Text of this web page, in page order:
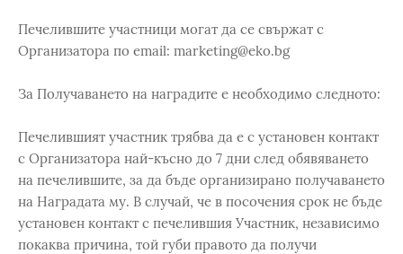
Печелившите участници могат да се свържат с
Организатора по email: marketing@eko.bg
За Получаването на наградите е необходимо следното:
Печелившият участник трябва да е с установен контакт
с Организатора най-късно до 7 дни след обявяването
на печелившите, за да бъде организирано получаването
на Наградата му. В случай, че в посочения срок не бъде
установен контакт с печелившия Участник, независимо
покаква причина, той губи правото да получи